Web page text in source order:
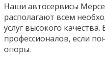
Наши автосервисы
располагают всем
услуг высокого
профессионалов, если
опоры.